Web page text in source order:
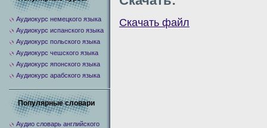
Скачать файл
Аудиокурс немецкого языка
Аудиокурс испанского языка
Аудиокурс польского языка
Аудиокурс чешского языка
Аудиокурс японского языка
Аудиокурс арабского языка
Популярные словари
Аудио словарь английского